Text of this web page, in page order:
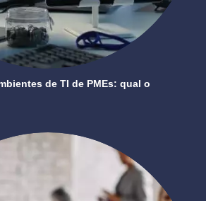
de TI de PMEs: qual o